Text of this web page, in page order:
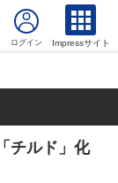
Impressサイト
チルド」化